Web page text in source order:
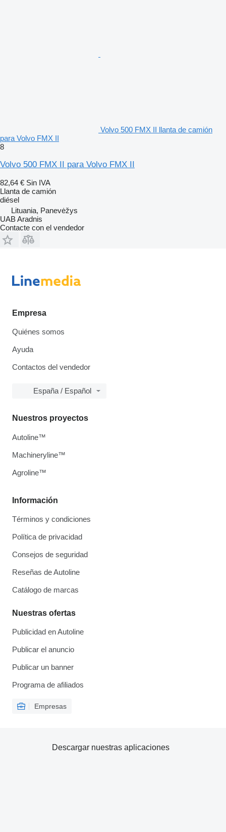
Volvo 500 FMX II llanta de camión
para Volvo FMX II
8
Volvo 500 FMX II para Volvo FMX II
82,64 € Sin IVA
Llanta de camión
diésel
Lituania, Panevėžys
UAB Aradnis
Contacte con el vendedor
Empresa
Quiénes somos
Ayuda
Contactos del vendedor
España / Español
Información
Términos y condiciones
Política de privacidad
Consejos de seguridad
Reseñas de Autoline
Catálogo de marcas
Nuestras ofertas
Publicidad en Autoline
Publicar el anuncio
Publicar un banner
Programa de afiliados
Empresas
Nuestros proyectos
Autoline™
Machineryline™
Agroline™
Descargar nuestras aplicaciones